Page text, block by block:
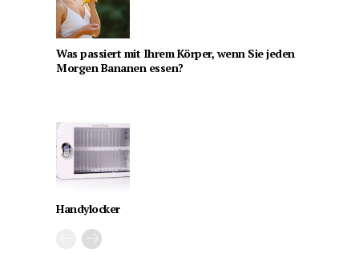
Was passiert mit Ihrem Körper, wenn Sie jeden
Morgen Bananen essen?
Handylocker